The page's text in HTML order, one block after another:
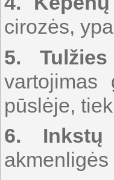
cirozės,
5.
pūslėje,
6.
Inkstų